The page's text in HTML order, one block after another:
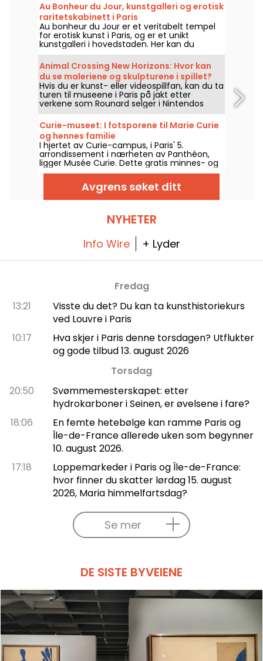
Au Bonheur du Jour, kunstgalleri og erotisk
raritetskabinett i Paris
Au bonheur du Jour er et veritabelt tempel
for erotisk kunst i Paris, og er et unikt
kunstgalleri i hovedstaden. Her kan du
oppdage verk som fremhever skjønnheten i
den mannlige og kvinnelige kroppen
gjennom visjonene til kunstnere fra 1800- og
1900-tallet, i tillegg til noen mer moderne
klumper.
Animal Crossing New Horizons: Hvor kan
du se maleriene og skulpturene i spillet?
Hvis du er kunst- eller videospillfan, kan du ta
turen til museene i Paris på jakt etter
verkene som Rounard selger i Nintendos
Animal Crossing New Horizons.
Curie-museet: I fotsporene til Marie Curie
og hennes familie
I hjertet av Curie-campus, i Paris' 5.
arrondissement i nærheten av Panthéon,
ligger Musée Curie. Dette gratis minnes- og
kunnskapsstedet er åpent fra onsdag til
lørdag og gir et innblikk i radioaktivitetens
historie og medisinske anvendelser.
Avgrens søket ditt
NYHETER
Info Wire + Lyder
Fredag
13:21
Visste du det? Du kan ta kunsthistoriekurs
ved Louvre i Paris
10:17
Hva skjer i Paris denne torsdagen? Utflukter
og gode tilbud 13. august 2026
Torsdag
20:50
Svømmemesterskapet: etter
hydrokarboner i Seinen, er øvelsene i fare?
18:06
En femte hetebølge kan ramme Paris og
Île-de-France allerede uken som begynner
10. august 2026.
17:18
Loppemarkeder i Paris og Île-de-France:
hvor finner du skatter lørdag 15. august
2026, Maria himmelfartsdag?
Se mer
DE SISTE BYVEIENE